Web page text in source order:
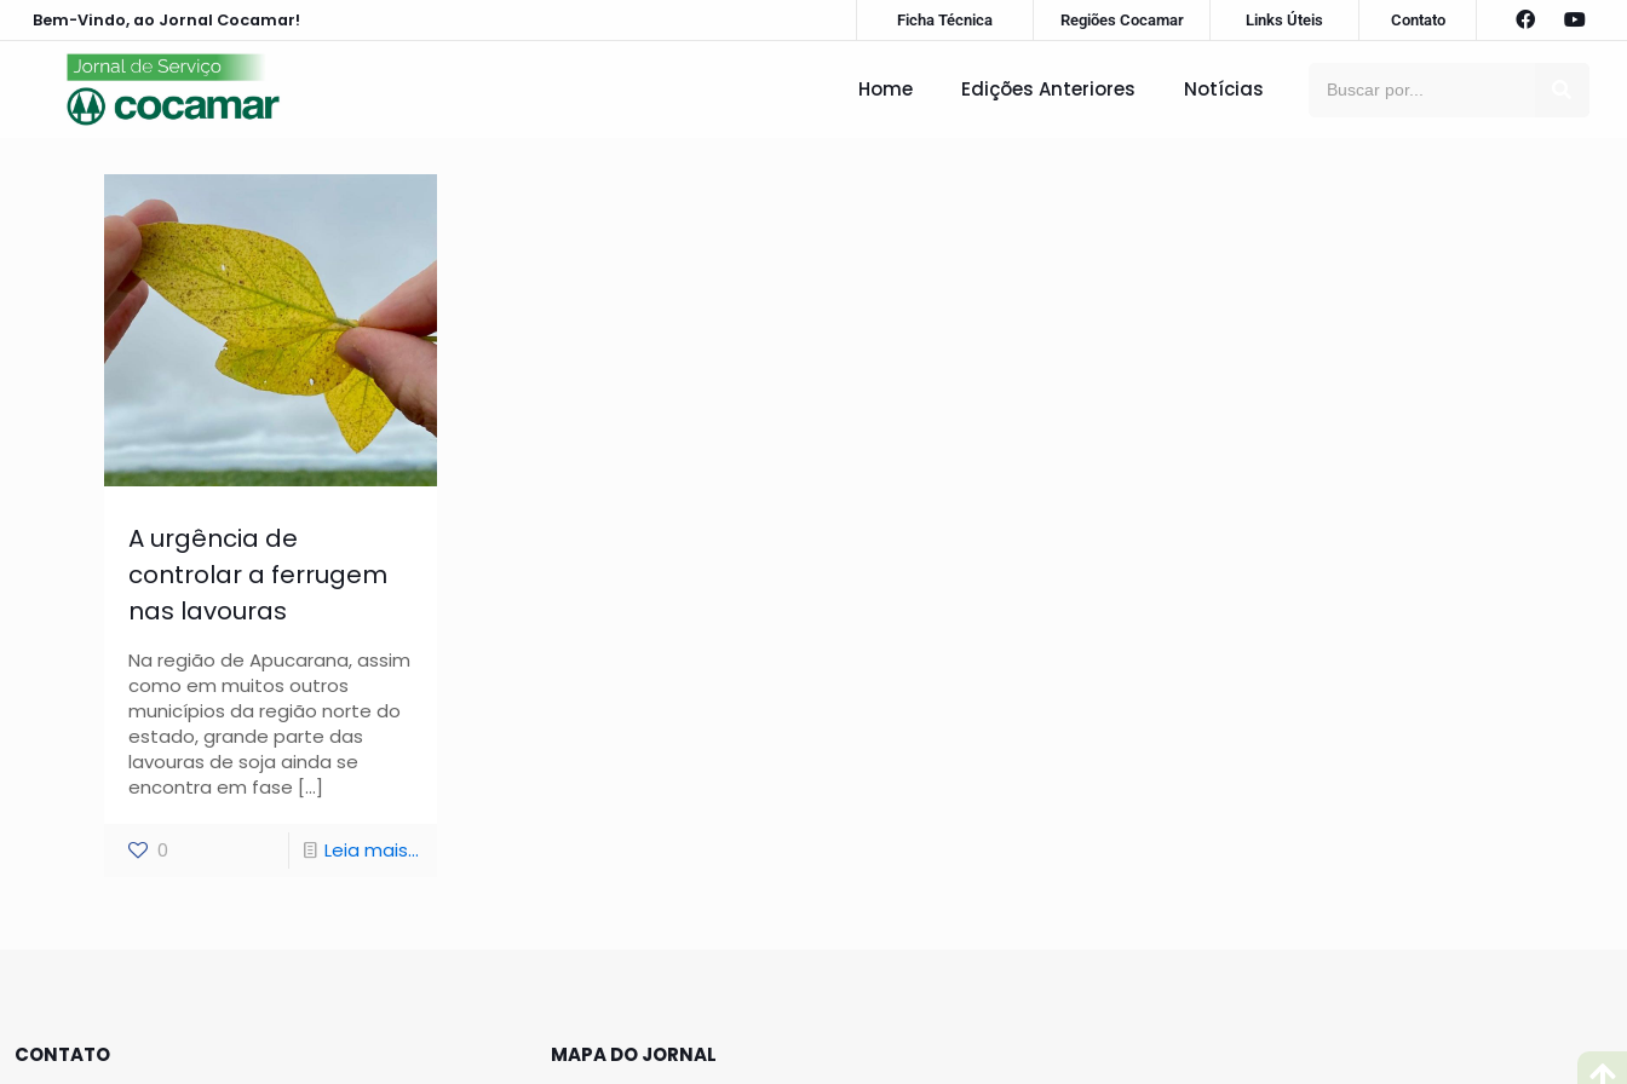
Bem-Vindo, ao Jornal Cocamar! Ficha Técnica Regiões Cocamar Links Úteis Contato
Home Edições Anteriores Notícias
A urgência de
controlar a ferrugem
nas lavouras
Na região de Apucarana, assim
como em muitos outros
municípios da região norte do
estado, grande parte das
lavouras de soja ainda se
encontra em fase […]
0 Leia mais...
CONTATO MAPA DO JORNAL